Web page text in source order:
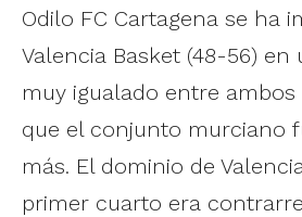
Odilo FC Cartagena se ha
Valencia Basket (48-56)
muy igualado entre
que el conjunto murciano
más. El dominio de
primer cuarto era